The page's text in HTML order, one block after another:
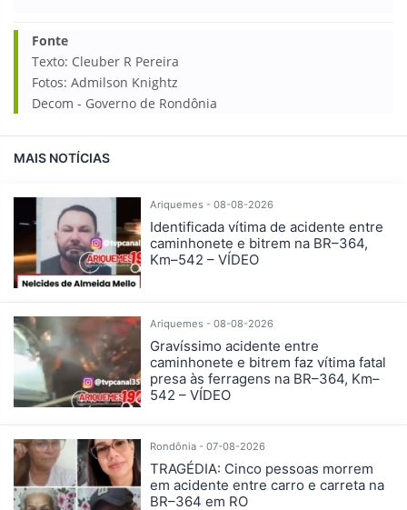
Fonte
Texto: Cleuber R Pereira
Fotos: Admilson Knightz
Decom - Governo de Rondônia
MAIS NOTÍCIAS
Ariquemes - 08-08-2026
Identificada vítima de acidente entre
caminhonete e bitrem na BR–364,
Km–542 – VÍDEO
Ariquemes - 08-08-2026
Gravíssimo acidente entre
caminhonete e bitrem faz vítima fatal
presa às ferragens na BR–364, Km–
542 – VÍDEO
Rondônia - 07-08-2026
TRAGÉDIA: Cinco pessoas morrem
em acidente entre carro e carreta na
BR–364 em RO